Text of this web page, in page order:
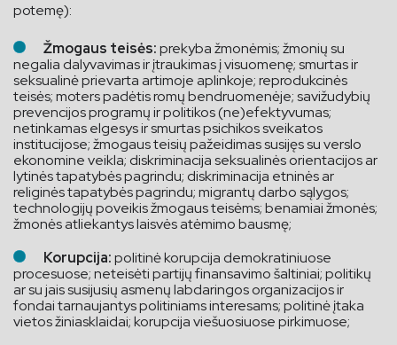
potemę):
Žmogaus teisės:prekyba žmonėmis; žmonių su
negalia dalyvavimas ir įtraukimas į visuomenę; smurtas ir
seksualinė prievarta artimoje aplinkoje; reprodukcinės
teisės; moters padėtis romų bendruomenėje; savižudybių
prevencijos programų ir politikos (ne)efektyvumas;
netinkamas elgesys ir smurtas psichikos sveikatos
institucijose; žmogaus teisių pažeidimas susijęs su verslo
ekonomine veikla; diskriminacija seksualinės orientacijos ar
lytinės tapatybės pagrindu; diskriminacija etninės ar
religinės tapatybės pagrindu; migrantų darbo sąlygos;
technologijų poveikis žmogaus teisėms; benamiai žmonės;
žmonės atliekantys laisvės atėmimo bausmę;
Korupcija:politinė korupcija demokratiniuose
procesuose; neteisėti partijų finansavimo šaltiniai; politikų
ar su jais susijusių asmenų labdaringos organizacijos ir
fondai tarnaujantys politiniams interesams; politinė įtaka
vietos žiniasklaidai; korupcija viešuosiuose pirkimuose;